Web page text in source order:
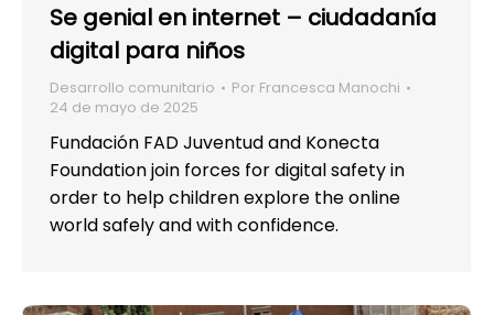
Se genial en internet – ciudadanía
digital para niños
Desarrollo comunitario Por Francesca Manochi
24 de mayo de 2025
Fundación FAD Juventud and Konecta
Foundation join forces for digital safety in
order to help children explore the online
world safely and with confidence.